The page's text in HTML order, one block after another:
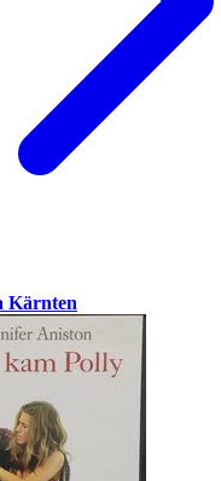
Kärnten